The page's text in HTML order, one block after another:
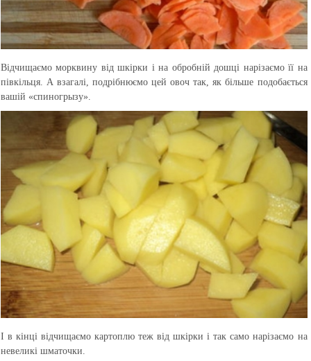
Відчищаємо морквину від шкірки і на обробній дошці нарізаємо її на
півкільця. А взагалі, подрібнюємо цей овоч так, як більше подобається
вашій «спиногрызу».
І в кінці відчищаємо картоплю теж від шкірки і так само нарізаємо на
невеликі шматочки.